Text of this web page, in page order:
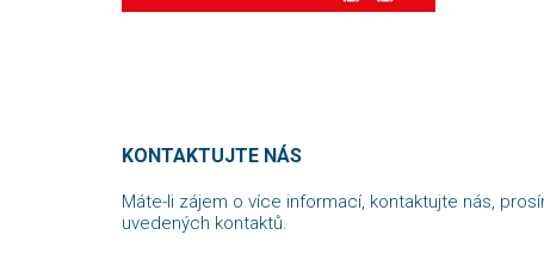
KONTAKTUJTE NÁS
Máte-li zájem o více informací, kontaktujte nás,
uvedených kontaktů.